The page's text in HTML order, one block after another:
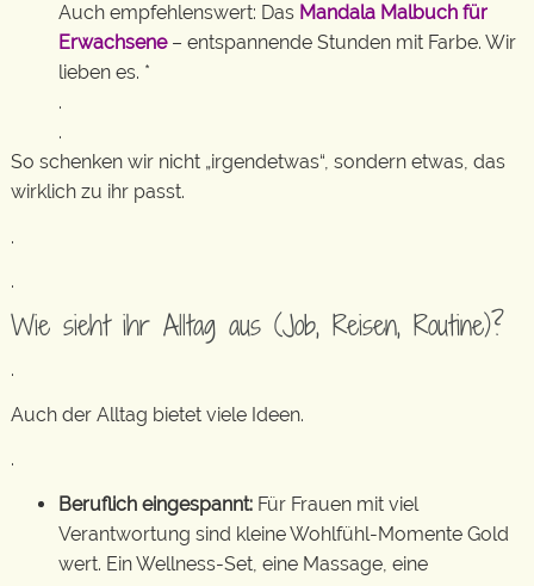
Auch empfehlenswert: Das Mandala Malbuch für
Erwachsene– entspannende Stunden mit Farbe. Wir
lieben es. *
.
.
So schenken wir nicht „irgendetwas“, sondern etwas, das
wirklich zu ihr passt.
.
.
Wie sieht ihr Alltag aus (Job, Reisen, Routine)?
.
Auch der Alltag bietet viele Ideen.
.
Beruflich eingespannt: Für Frauen mit viel
Verantwortung sind kleine Wohlfühl-Momente Gold
wert. Ein Wellness-Set, eine Massage, eine